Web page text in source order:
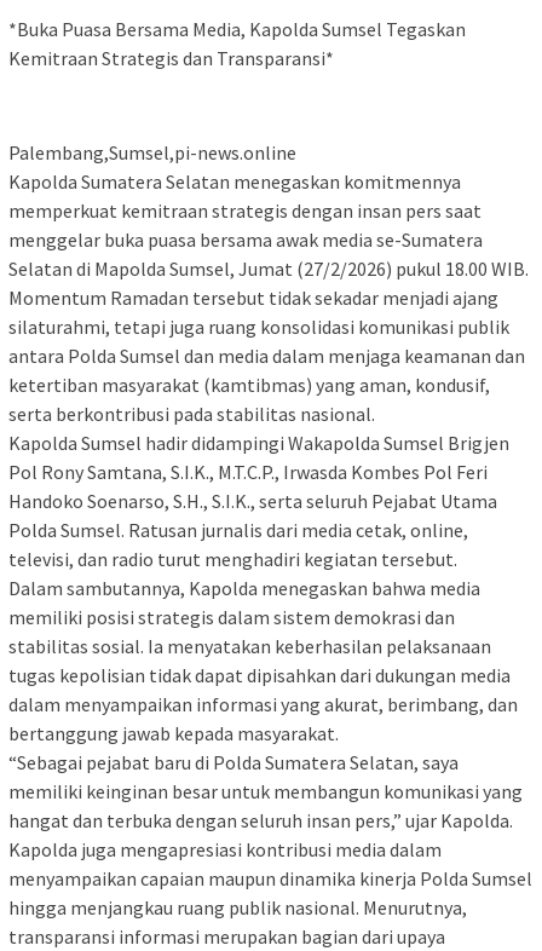
*Buka Puasa Bersama Media, Kapolda Sumsel Tegaskan
Kemitraan Strategis dan Transparansi*
Palembang,Sumsel,pi-news.online
Kapolda Sumatera Selatan menegaskan komitmennya
memperkuat kemitraan strategis dengan insan pers saat
menggelar buka puasa bersama awak media se-Sumatera
Selatan di Mapolda Sumsel, Jumat (27/2/2026) pukul 18.00 WIB.
Momentum Ramadan tersebut tidak sekadar menjadi ajang
silaturahmi, tetapi juga ruang konsolidasi komunikasi publik
antara Polda Sumsel dan media dalam menjaga keamanan dan
ketertiban masyarakat (kamtibmas) yang aman, kondusif,
serta berkontribusi pada stabilitas nasional.
Kapolda Sumsel hadir didampingi Wakapolda Sumsel Brigjen
Pol Rony Samtana, S.I.K., M.T.C.P., Irwasda Kombes Pol Feri
Handoko Soenarso, S.H., S.I.K., serta seluruh Pejabat Utama
Polda Sumsel. Ratusan jurnalis dari media cetak, online,
televisi, dan radio turut menghadiri kegiatan tersebut.
Dalam sambutannya, Kapolda menegaskan bahwa media
memiliki posisi strategis dalam sistem demokrasi dan
stabilitas sosial. Ia menyatakan keberhasilan pelaksanaan
tugas kepolisian tidak dapat dipisahkan dari dukungan media
dalam menyampaikan informasi yang akurat, berimbang, dan
bertanggung jawab kepada masyarakat.
“Sebagai pejabat baru di Polda Sumatera Selatan, saya
memiliki keinginan besar untuk membangun komunikasi yang
hangat dan terbuka dengan seluruh insan pers,” ujar Kapolda.
Kapolda juga mengapresiasi kontribusi media dalam
menyampaikan capaian maupun dinamika kinerja Polda Sumsel
hingga menjangkau ruang publik nasional. Menurutnya,
transparansi informasi merupakan bagian dari upaya